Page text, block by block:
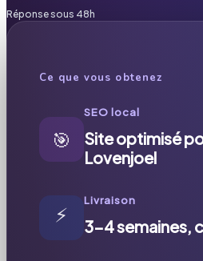
Réponse sous 48h
Ce que vous obtenez
🎯
SEO local
Site optimisé
Lovenjoel
⚡
Livraison
3-4 semaines,